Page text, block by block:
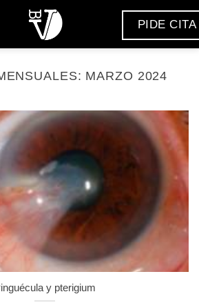
PIDE CITA
MARZO 2024
y pterigium